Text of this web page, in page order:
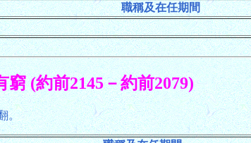
職稱及在任期間
窮 (約前2145－約前2079)
。